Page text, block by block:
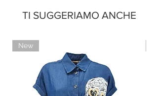
TI SUGGERIAMO ANCHE
New